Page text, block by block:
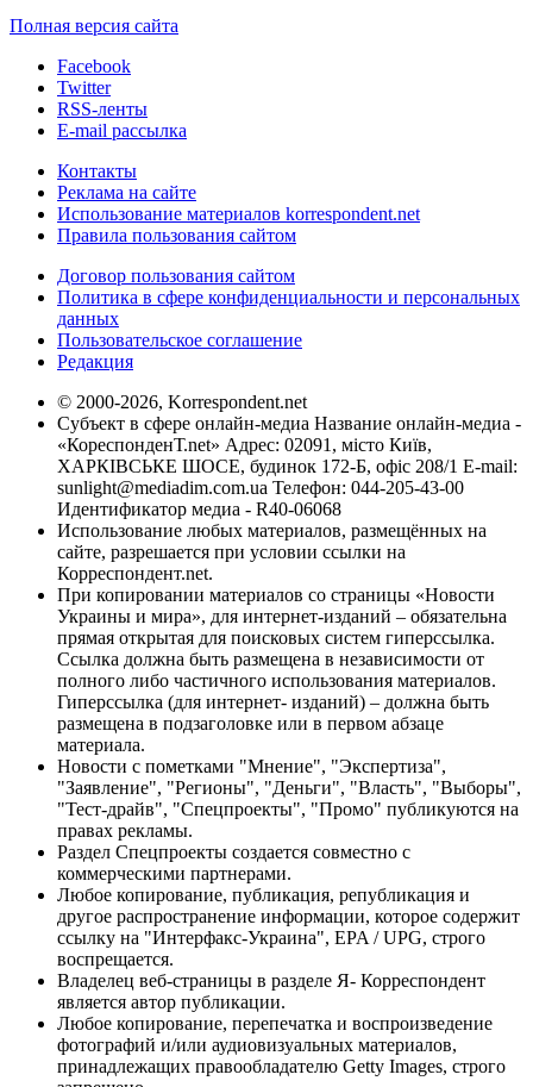
Полная версия сайта
Facebook
Twitter
RSS-ленты
E-mail рассылка
Контакты
Реклама на сайте
Использование материалов korrespondent.net
Правила пользования сайтом
Договор пользования сайтом
Политика в сфере конфиденциальности и персональных
данных
Пользовательское соглашение
Редакция
© 2000-2026, Korrespondent.net
Субъект в сфере онлайн-медиа Название онлайн-медиа -
«КореспонденТ.net» Адрес: 02091, місто Київ,
ХАРКІВСЬКЕ ШОСЕ, будинок 172-Б, офіс 208/1 E-mail:
sunlight@mediadim.com.ua Телефон: 044-205-43-00
Идентификатор медиа - R40-06068
Использование любых материалов, размещённых на
сайте, разрешается при условии ссылки на
Корреспондент.net.
При копировании материалов со страницы «Новости
Украины и мира», для интернет-изданий – обязательна
прямая открытая для поисковых систем гиперссылка.
Ссылка должна быть размещена в независимости от
полного либо частичного использования материалов.
Гиперссылка (для интернет- изданий) – должна быть
размещена в подзаголовке или в первом абзаце
материала.
Новости с пометками "Мнение", "Экспертиза",
"Заявление", "Регионы", "Деньги", "Власть", "Выборы",
"Тест-драйв", "Спецпроекты", "Промо" публикуются на
правах рекламы.
Раздел Спецпроекты создается совместно с
коммерческими партнерами.
Любое копирование, публикация, републикация и
другое распространение информации, которое содержит
ссылку на "Интерфакс-Украина", EPA / UPG, строго
воспрещается.
Владелец веб-страницы в разделе Я- Корреспондент
является автор публикации.
Любое копирование, перепечатка и воспроизведение
фотографий и/или аудиовизуальных материалов,
принадлежащих правообладателю Getty Images, строго